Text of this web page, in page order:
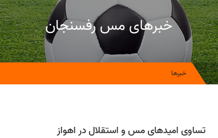
خبرهای مس رفسنجان
خبرها
تساوی امیدهای مس و استقلال در اهواز